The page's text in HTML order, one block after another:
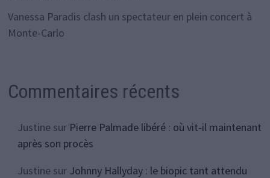
Vanessa Paradis clash un spectateur en plein concert à
Monte-Carlo
Commentaires récents
Justinesur Pierre Palmade libéré : où vit-il maintenant
après son procès
Justinesur Johnny Hallyday : le biopic tant attendu